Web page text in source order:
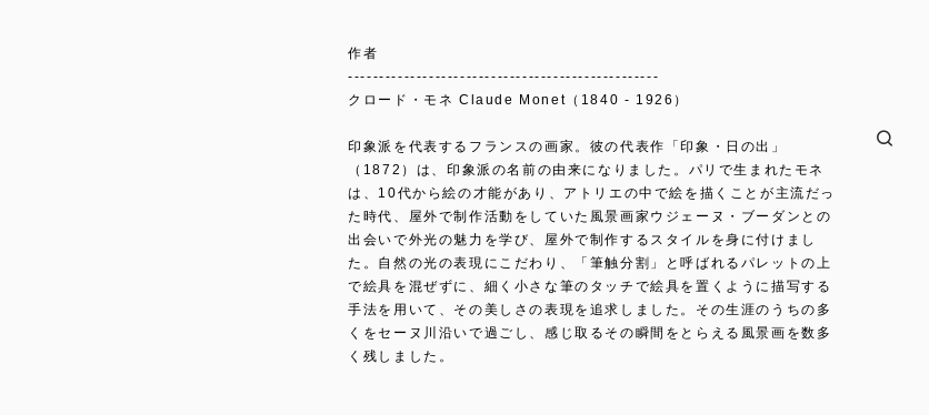
作者
--------------------------------------------------
クロード・モネ Claude Monet（1840 - 1926）
印象派を代表するフランスの画家。彼の代表作「印象・日の出」
（1872）は、印象派の名前の由来になりました。パリで生まれたモネ
は、10代から絵の才能があり、アトリエの中で絵を描くことが主流だっ
た時代、屋外で制作活動をしていた風景画家ウジェーヌ・ブーダンとの
出会いで外光の魅力を学び、屋外で制作するスタイルを身に付けまし
た。自然の光の表現にこだわり、「筆触分割」と呼ばれるパレットの上
で絵具を混ぜずに、細く小さな筆のタッチで絵具を置くように描写する
手法を用いて、その美しさの表現を追求しました。その生涯のうちの多
くをセーヌ川沿いで過ごし、感じ取るその瞬間をとらえる風景画を数多
く残しました。